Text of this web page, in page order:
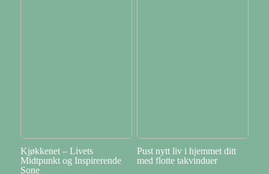
Kjøkkenet – Livets
Midtpunkt og Inspirerende
Sone
Pust nytt liv i hjemmet ditt
med flotte takvinduer